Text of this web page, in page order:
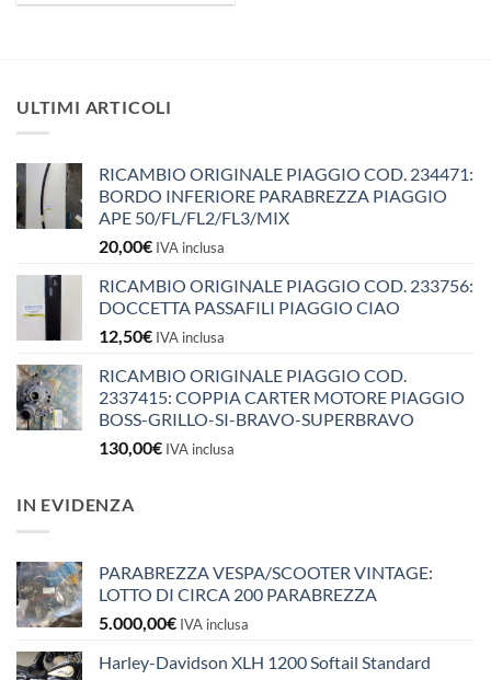
ULTIMI ARTICOLI
RICAMBIO ORIGINALE PIAGGIO COD. 234471:
BORDO INFERIORE PARABREZZA PIAGGIO
APE 50/FL/FL2/FL3/MIX
20,00€ IVA inclusa
RICAMBIO ORIGINALE PIAGGIO COD. 233756:
DOCCETTA PASSAFILI PIAGGIO CIAO
12,50€ IVA inclusa
RICAMBIO ORIGINALE PIAGGIO COD.
2337415: COPPIA CARTER MOTORE PIAGGIO
BOSS-GRILLO-SI-BRAVO-SUPERBRAVO
130,00€ IVA inclusa
IN EVIDENZA
PARABREZZA VESPA/SCOOTER VINTAGE:
LOTTO DI CIRCA 200 PARABREZZA
5.000,00€ IVA inclusa
Harley-Davidson XLH 1200 Softail Standard